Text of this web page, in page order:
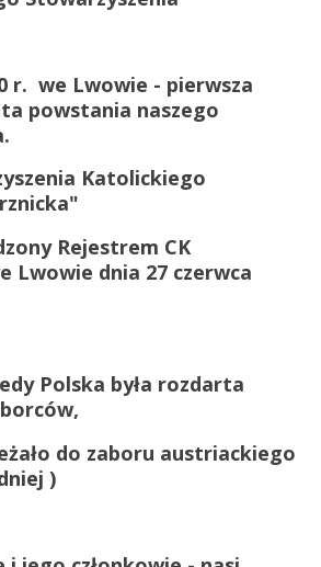
r. we Lwowie - pierwsza
powstania naszego
Katolickiego
Rejestrem CK
Lwowie dnia 27 czerwca
Polska była rozdarta
do zaboru austriackiego
)